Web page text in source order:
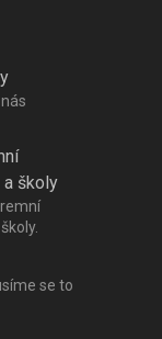
školy
se to